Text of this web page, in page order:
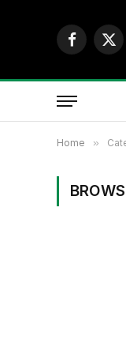
Facebook
X
Home »